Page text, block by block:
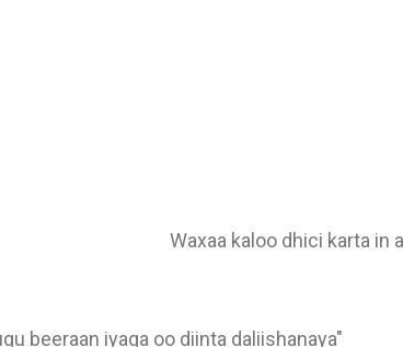
Waxaa kaloo dhici karta in
beeraan iyaga oo diinta daliishanaya"